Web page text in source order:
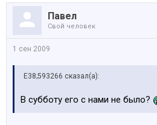
Павел
Свой человек
1 сен 2009
E38;593266 сказал(а):
В субботу его с нами не было?